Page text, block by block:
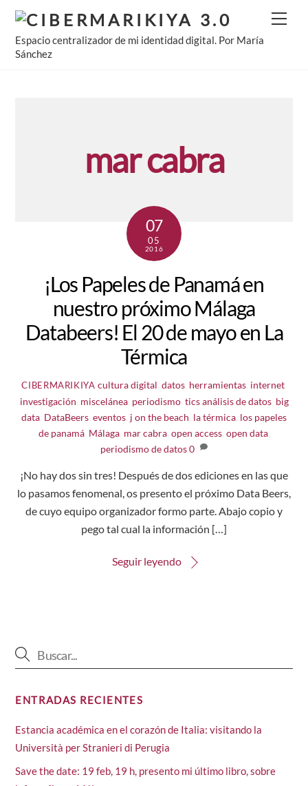
Skip
content
Espacio centralizador de mi identidad digital. Por María
Sánchez
mar cabra
07
05
2016
¡Los Papeles de Panamá en
nuestro próximo Málaga
Databeers! El 20 de mayo en La
Térmica
CIBERMARIKIYA cultura digital datos, herramientas, internet,
investigación miscelánea, periodismo, tics análisis de datos, big
data DataBeers eventos j on the beach la térmica los papeles
de panamá, Málaga, mar cabra, open access, open data,
periodismo de datos0
¡No hay dos sin tres! Después de dos ediciones en las que
lo pasamos fenomenal, os presento el próximo Data Beers,
de cuyo equipo organizador formo parte. Abajo copio y
pego tal cual la información […]
Seguir leyendo
ENTRADAS RECIENTES
Estancia académica en el corazón de Italia: visitando la
Università per Stranieri di Perugia
Save the date: 19 feb, 19 h, presento mi último libro, sobre